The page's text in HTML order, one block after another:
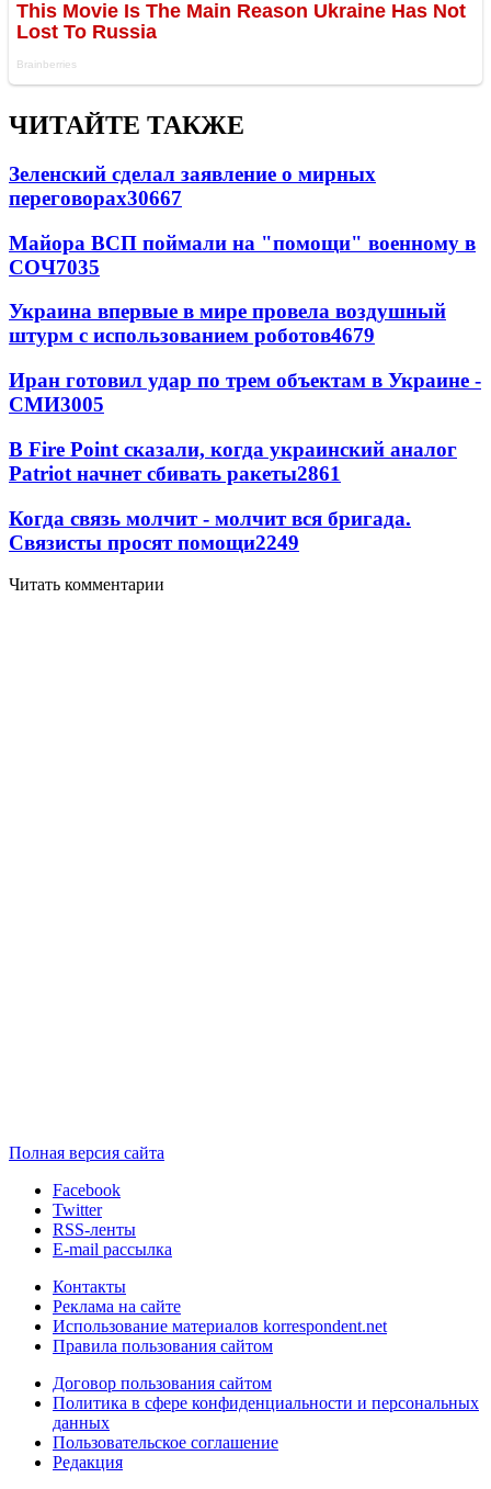
ЧИТАЙТЕ ТАКЖЕ
Зеленский сделал заявление о мирных
переговорах30667
Майора ВСП поймали на "помощи" военному в
СОЧ7035
Украина впервые в мире провела воздушный
штурм с использованием роботов4679
Иран готовил удар по трем объектам в Украине -
СМИ3005
В Fire Point сказали, когда украинский аналог
Patriot начнет сбивать ракеты2861
Когда связь молчит - молчит вся бригада.
Связисты просят помощи2249
Читать комментарии
Полная версия сайта
Facebook
Twitter
RSS-ленты
E-mail рассылка
Контакты
Реклама на сайте
Использование материалов korrespondent.net
Правила пользования сайтом
Договор пользования сайтом
Политика в сфере конфиденциальности и персональных
данных
Пользовательское соглашение
Редакция